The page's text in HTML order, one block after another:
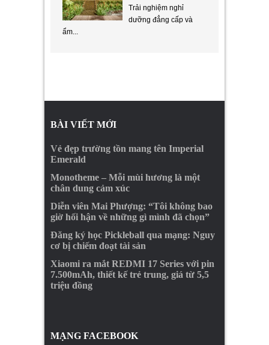
Trải nghiệm nghỉ
dưỡng đẳng cấp và
ẩm...
BÀI VIẾT MỚI
Vẻ đẹp trường tồn mang tên Imperial
Emerald
Monotheme – Mỗi mùi hương là một
chân dung cảm xúc
Diễn viên Mai Phượng: “Tôi không bao
giờ hối hận về những gì mình đã chọn”
Đăng ký học Pickleball qua mạng: Nguy
cơ bị chiếm đoạt tài sản
Xiaomi ra mắt REDMI 17 Series với pin
7.500mAh, thiết kế trẻ trung, giá từ 5,5
triệu đồng
MẠNG FACEBOOK